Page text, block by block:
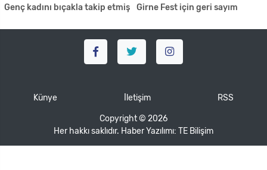
Genç kadını bıçakla takip etmiş Girne Fest için geri sayım
Künye İletişim RSS
Copyright © 2026
Her hakkı saklıdır. Haber Yazılımı: TE Bilişim